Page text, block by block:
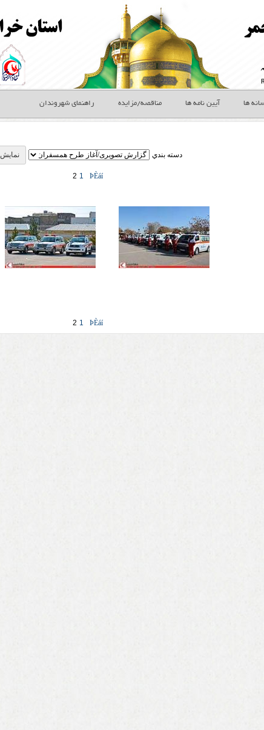
ها آیین نامه ها مناقصه/مزایده راهنمای شهروندان
دسته بندي
ÞÈáí
1
2
ÞÈáí
1
2